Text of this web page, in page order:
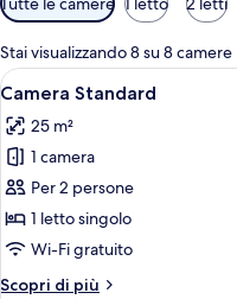
disponibili
per
le
camere
Stai visualizzando 8 su 8 camere
Apri
tutte
le
foto
per
Camera
Standard
14
Camera Standard
25 m²
1 camera
Per 2 persone
1 letto singolo
Wi-Fi gratuito
Scopri di più
Altri